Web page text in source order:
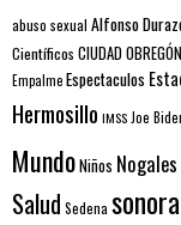
abuso sexual Alfonso
Científicos CIUDAD OBREGÓN
EmpalmeEspectaculos
Hermosillo IMSS Joe
MundoNiños Nogales
Salud Sedena sonora